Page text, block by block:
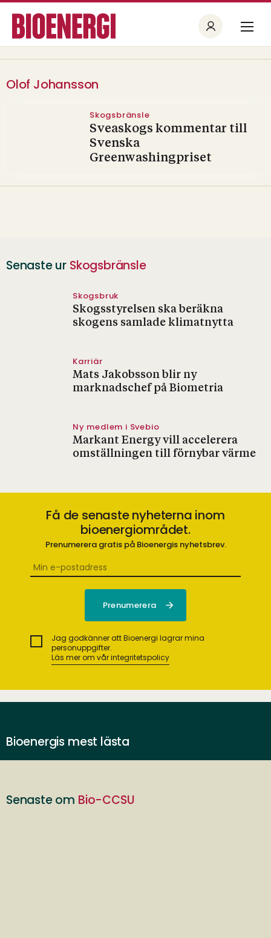
Olof Johansson
Skogsbränsle
Sveaskogs kommentar till
Svenska
Greenwashingpriset
Senaste ur Skogsbränsle
Skogsbruk
Skogsstyrelsen ska beräkna
skogens samlade klimatnytta
Karriär
Mats Jakobsson blir ny
marknadschef på Biometria
Ny medlem i Svebio
Markant Energy vill accelerera
omställningen till förnybar värme
Få de senaste nyheterna inom
bioenergiområdet.
Prenumerera gratis på Bioenergis nyhetsbrev.
Jag godkänner att Bioenergi lagrar mina
personuppgifter.
Läs mer om vår integritetspolicy
Bioenergis mest lästa
Senaste om Bio-CCSU